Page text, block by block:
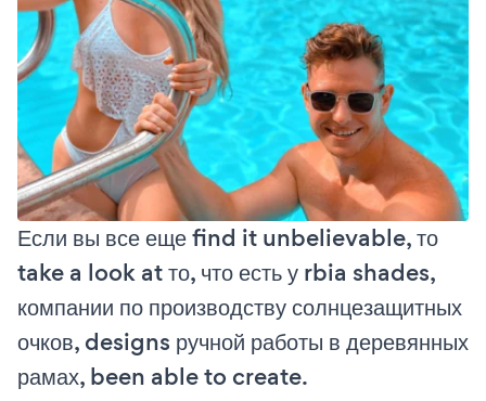
Если вы все еще find it unbelievable, то
take a look at то, что есть у rbia shades,
компании по производству солнцезащитных
очков, designs ручной работы в деревянных
рамах, been able to create.